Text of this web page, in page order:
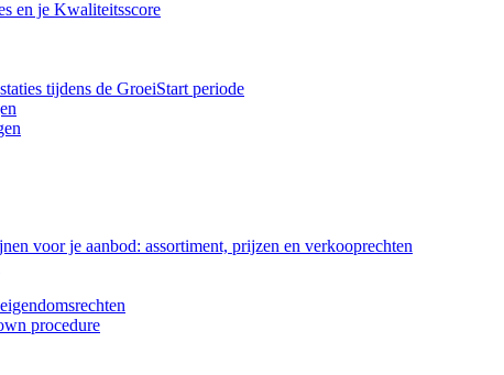
en je Kwaliteitsscore
tijdens de GroeiStart periode
voor je aanbod: assortiment, prijzen en verkooprechten
procedure